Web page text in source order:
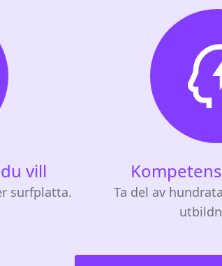
vill
surfplatta.
Ta del av